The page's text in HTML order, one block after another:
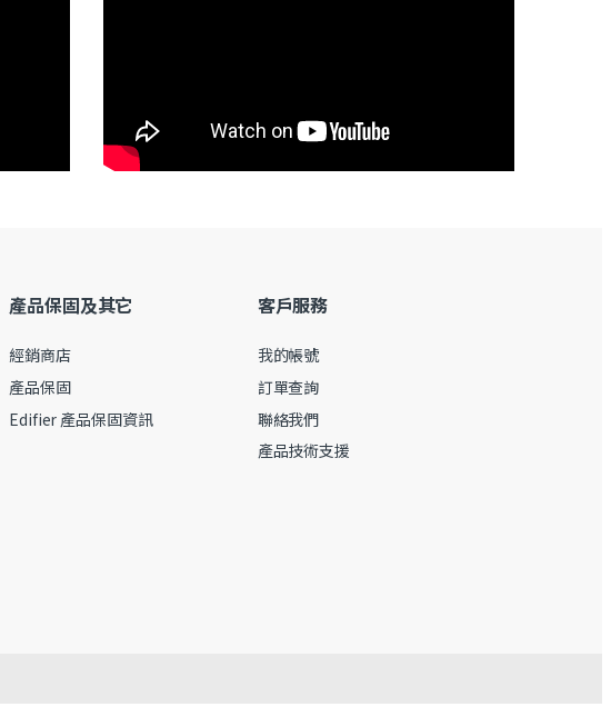
產品保固及其它
經銷商店
產品保固
Edifier 產品保固資訊
客戶服務
我的帳號
訂單查詢
聯絡我們
產品技術支援